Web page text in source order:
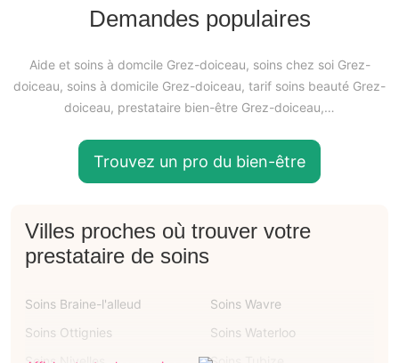
Demandes populaires
Aide et soins à domcile Grez-doiceau, soins chez soi Grez-
doiceau, soins à domicile Grez-doiceau, tarif soins beauté Grez-
doiceau, prestataire bien-être Grez-doiceau,…
Trouvez un pro du bien-être
Villes proches où trouver votre
prestataire de soins
Soins Braine-l'alleud
Soins Wavre
Soins Ottignies
Soins Waterloo